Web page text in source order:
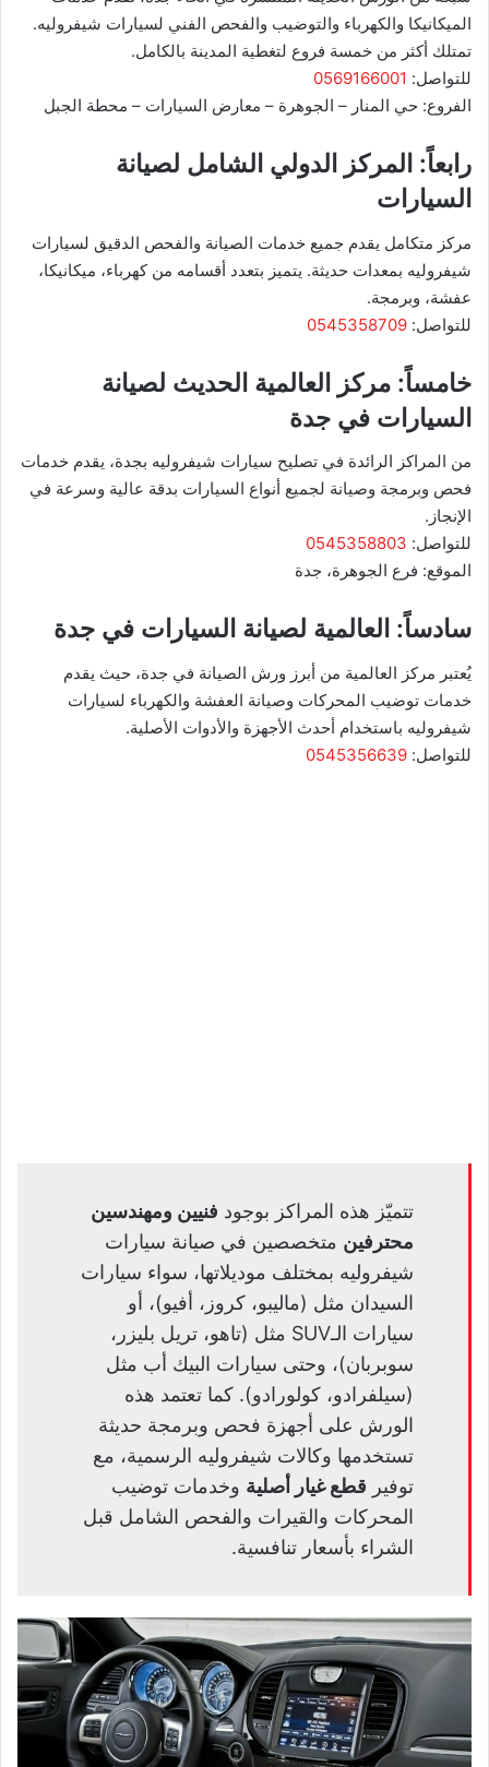
الميكانيكا والكهرباء والتوضيب والفحص الفني لسيارات شيفروليه.
تمتلك أكثر من خمسة فروع لتغطية المدينة بالكامل.
للتواصل: 0569166001
الفروع: حي المنار – الجوهرة – معارض السيارات – محطة الجبل
رابعاً: المركز الدولي الشامل لصيانة
السيارات
مركز متكامل يقدم جميع خدمات الصيانة والفحص الدقيق لسيارات
شيفروليه بمعدات حديثة. يتميز بتعدد أقسامه من كهرباء، ميكانيكا،
عفشة، وبرمجة.
للتواصل: 0545358709
خامساً: مركز العالمية الحديث لصيانة
السيارات في جدة
من المراكز الرائدة في تصليح سيارات شيفروليه بجدة، يقدم خدمات
فحص وبرمجة وصيانة لجميع أنواع السيارات بدقة عالية وسرعة في
الإنجاز.
للتواصل: 0545358803
الموقع: فرع الجوهرة، جدة
سادساً: العالمية لصيانة السيارات في جدة
يُعتبر مركز العالمية من أبرز ورش الصيانة في جدة، حيث يقدم
خدمات توضيب المحركات وصيانة العفشة والكهرباء لسيارات
شيفروليه باستخدام أحدث الأجهزة والأدوات الأصلية.
للتواصل: 0545356639
تتميّز هذه المراكز بوجود فنيين ومهندسين
محترفين متخصصين في صيانة سيارات
شيفروليه بمختلف موديلاتها، سواء سيارات
السيدان مثل (ماليبو، كروز، أفيو)، أو
سيارات الـSUV مثل (تاهو، تريل بليزر،
سوبربان)، وحتى سيارات البيك أب مثل
(سيلفرادو، كولورادو). كما تعتمد هذه
الورش على أجهزة فحص وبرمجة حديثة
تستخدمها وكالات شيفروليه الرسمية، مع
توفير قطع غيار أصلية وخدمات توضيب
المحركات والقيرات والفحص الشامل قبل
الشراء بأسعار تنافسية.